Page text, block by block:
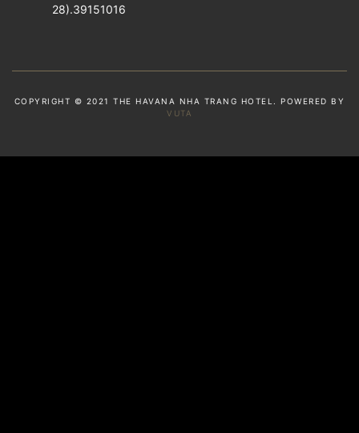
28).39151016
COPYRIGHT © 2021 THE HAVANA NHA TRANG HOTEL. POWERED BY
VUTA